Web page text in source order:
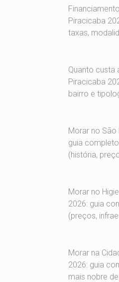
Piracicaba
taxas,
Quanto custa
Piracicaba
bairro e
Morar no São
guia
(história,
Morar no
2026: guia
(preços,
Morar na
2026: guia
mais nobre